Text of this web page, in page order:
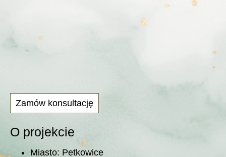
Zamów konsultację
O projekcie
Miasto: Petkowice